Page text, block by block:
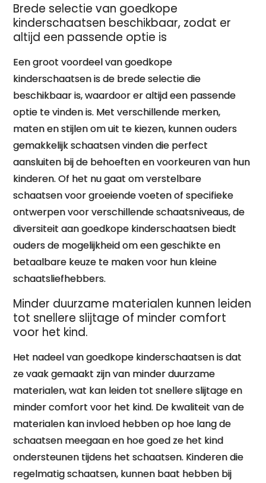
Brede selectie van goedkope
kinderschaatsen beschikbaar, zodat er
altijd een passende optie is
Een groot voordeel van goedkope
kinderschaatsen is de brede selectie die
beschikbaar is, waardoor er altijd een passende
optie te vinden is. Met verschillende merken,
maten en stijlen om uit te kiezen, kunnen ouders
gemakkelijk schaatsen vinden die perfect
aansluiten bij de behoeften en voorkeuren van hun
kinderen. Of het nu gaat om verstelbare
schaatsen voor groeiende voeten of specifieke
ontwerpen voor verschillende schaatsniveaus, de
diversiteit aan goedkope kinderschaatsen biedt
ouders de mogelijkheid om een geschikte en
betaalbare keuze te maken voor hun kleine
schaatsliefhebbers.
Minder duurzame materialen kunnen leiden
tot snellere slijtage of minder comfort
voor het kind.
Het nadeel van goedkope kinderschaatsen is dat
ze vaak gemaakt zijn van minder duurzame
materialen, wat kan leiden tot snellere slijtage en
minder comfort voor het kind. De kwaliteit van de
materialen kan invloed hebben op hoe lang de
schaatsen meegaan en hoe goed ze het kind
ondersteunen tijdens het schaatsen. Kinderen die
regelmatig schaatsen, kunnen baat hebben bij